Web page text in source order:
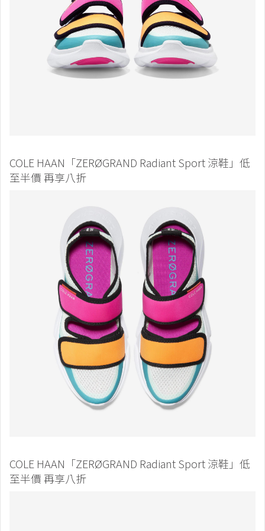
COLE HAAN「ZERØGRAND Radiant Sport 涼鞋」低
至半價 再享八折
COLE HAAN「ZERØGRAND Radiant Sport 涼鞋」低
至半價 再享八折